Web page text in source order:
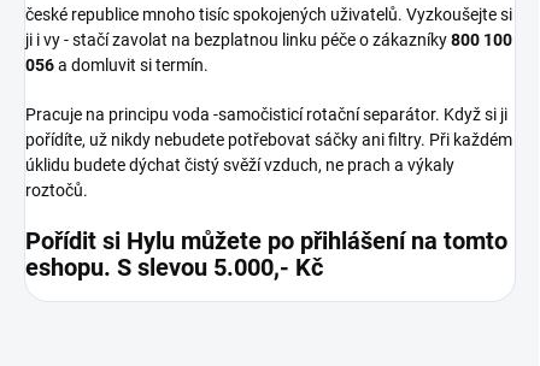
české republice mnoho tisíc spokojených uživatelů. Vyzkoušejte si
ji i vy - stačí zavolat na bezplatnou linku péče o zákazníky800 100
056a domluvit si termín.
Pracuje na principu voda -samočisticí rotační separátor. Když si ji
pořídíte, už nikdy nebudete potřebovat sáčky ani filtry. Při každém
úklidu budete dýchat čistý svěží vzduch, ne prach a výkaly
roztočů.
Pořídit si Hylu můžete po přihlášení na tomto
eshopu. S slevou 5.000,- Kč